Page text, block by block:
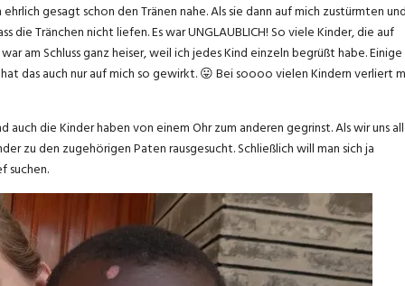
gesagt schon den Tränen nahe. Als sie dann auf mich zustürmten und
Tränchen nicht liefen. Es war UNGLAUBLICH! So viele Kinder, die auf
am Schluss ganz heiser, weil ich jedes Kind einzeln begrüßt habe. Einige
das auch nur auf mich so gewirkt. 😛 Bei soooo vielen Kindern verliert
die Kinder haben von einem Ohr zum anderen gegrinst. Als wir uns
zu den zugehörigen Paten rausgesucht. Schließlich will man sich ja
suchen.